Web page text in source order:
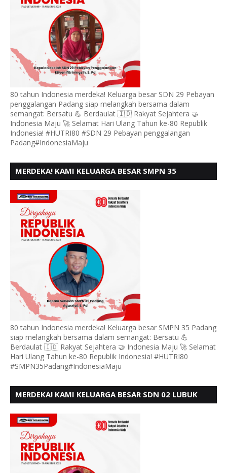
80 tahun Indonesia merdeka! Keluarga besar SDN 29 Pebayan
penggalangan Padang siap melangkah bersama dalam
semangat: Bersatu 💪 Berdaulat 🇮🇩 Rakyat Sejahtera 🤝
Indonesia Maju 🚀 Selamat Hari Ulang Tahun ke-80 Republik
Indonesia! #HUTRI80 #SDN 29 Pebayan penggalangan
Padang#IndonesiaMaju
MERDEKA! KAMI KELUARGA BESAR SMPN 35
80 tahun Indonesia merdeka! Keluarga besar SMPN 35 Padang
siap melangkah bersama dalam semangat: Bersatu 💪
Berdaulat 🇮🇩 Rakyat Sejahtera 🤝 Indonesia Maju 🚀 Selamat
Hari Ulang Tahun ke-80 Republik Indonesia! #HUTRI80
#SMPN35Padang#IndonesiaMaju
MERDEKA! KAMI KELUARGA BESAR SDN 02 LUBUK
HUT RI KE - 80,